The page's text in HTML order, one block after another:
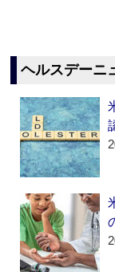
ヘルスデーニ